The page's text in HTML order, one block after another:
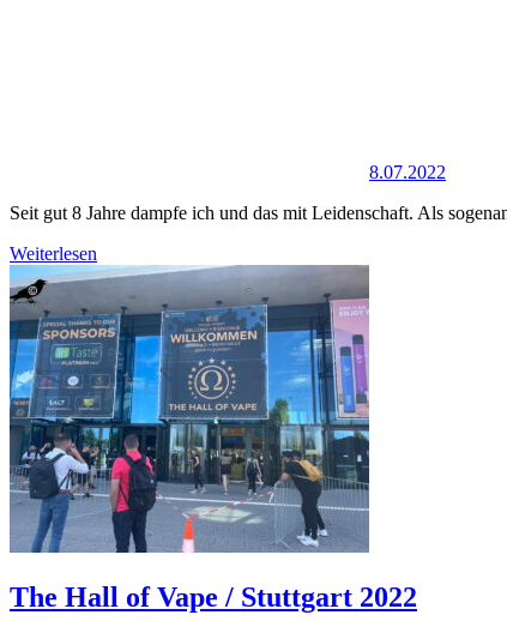
8.07.2022
Seit gut 8 Jahre dampfe ich und das mit Leidenschaft. Als
Weiterlesen
The Hall of Vape / Stuttgart 2022